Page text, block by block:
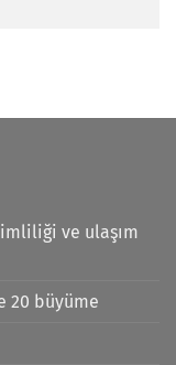
ve ulaşım
20 büyüme